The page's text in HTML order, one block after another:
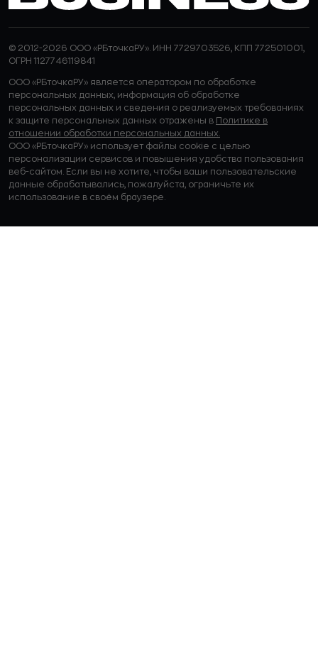
© 2012-2026 ООО «РБточкаРУ». ИНН 7729703526, КПП 772501001,
ОГРН 1127746119841
ООО «РБточкаРУ» является оператором по обработке
персональных данных, информация об обработке
персональных данных и сведения о реализуемых требованиях
к защите персональных данных отражены в Политике в
отношении обработки персональных данных.
ООО «РБточкаРУ» использует файлы cookie с целью
персонализации сервисов и повышения удобства пользования
веб-сайтом. Если вы не хотите, чтобы ваши пользовательские
данные обрабатывались, пожалуйста, ограничьте их
использование в своём браузере.